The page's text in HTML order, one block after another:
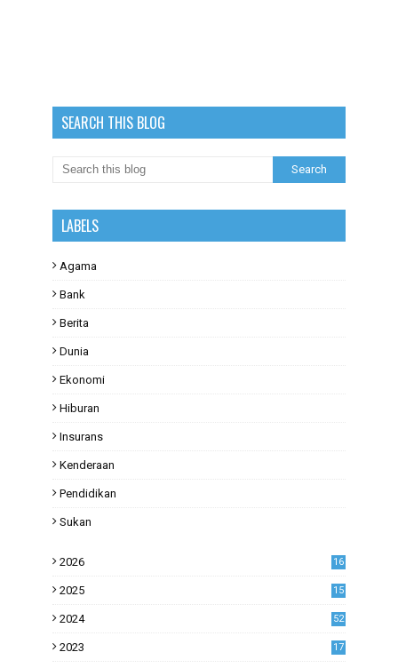
SEARCH THIS BLOG
LABELS
Agama
Bank
Berita
Dunia
Ekonomi
Hiburan
Insurans
Kenderaan
Pendidikan
Sukan
2026 16
2025 15
2024 52
2023
17